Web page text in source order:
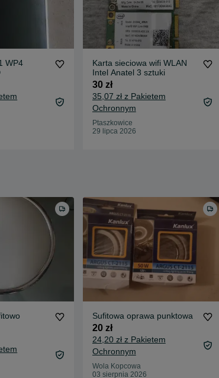
WP4
Karta sieciowa wifi WLAN
Intel Anatel 3 sztuki
30 zł
35,07 zł z Pakietem
Ochronnym
Ptaszkowice
29 lipca 2026
Sufitowa oprawa punktowa
20 zł
24,20 zł z Pakietem
Ochronnym
Wola Kopcowa
03 sierpnia 2026